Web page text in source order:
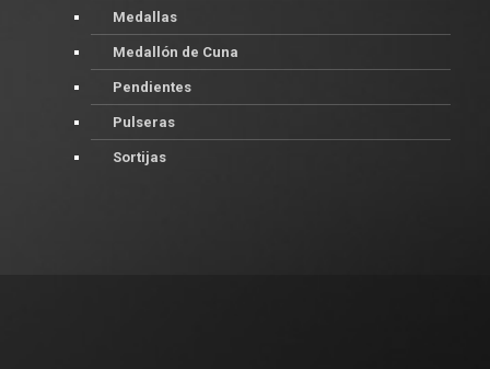
Medallas
Medallón de Cuna
Pendientes
Pulseras
Sortijas